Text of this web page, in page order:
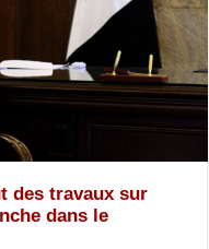
des travaux sur
dans le